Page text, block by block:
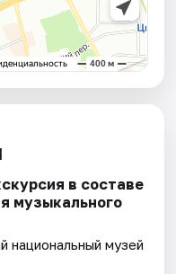
в составе
музыкального
национальный музей